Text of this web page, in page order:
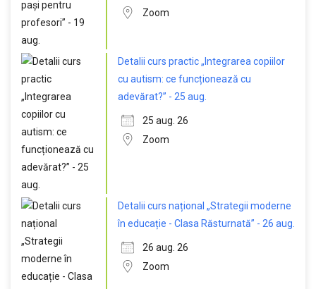
Zoom
Detalii curs practic „Integrarea copiilor
cu autism: ce funcționează cu
adevărat?” - 25 aug.
25 aug. 26
Zoom
Detalii curs național „Strategii moderne
în educație - Clasa Răsturnată” - 26 aug.
26 aug. 26
Zoom